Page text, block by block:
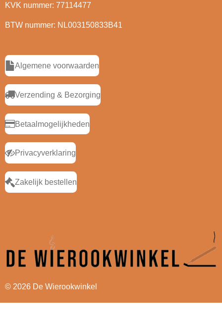
KVK nummer: 77114477
BTW nummer: NL003150833B41
Algemene voorwaarden
Verzending & Bezorging
Betaalmogelijkheden
Privacyverklaring
Zakelijk bestellen
© 2026 De Wierookwinkel